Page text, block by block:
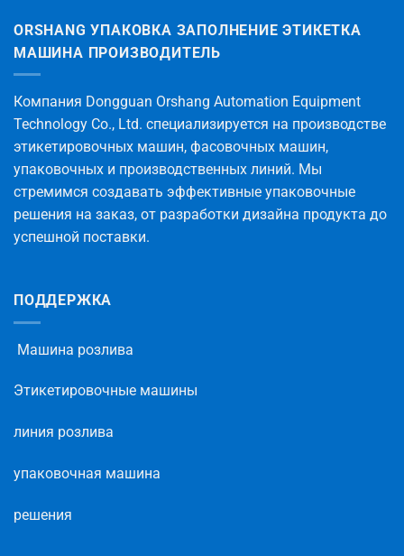
ORSHANG УПАКОВКА ЗАПОЛНЕНИЕ ЭТИКЕТКА
МАШИНА ПРОИЗВОДИТЕЛЬ
Компания Dongguan Orshang Automation Equipment
Technology Co., Ltd. специализируется на производстве
этикетировочных машин, фасовочных машин,
упаковочных и производственных линий. Мы
стремимся создавать эффективные упаковочные
решения на заказ, от разработки дизайна продукта до
успешной поставки.
ПОДДЕРЖКА
Машина розлива
Этикетировочные машины
линия розлива
упаковочная машина
решения